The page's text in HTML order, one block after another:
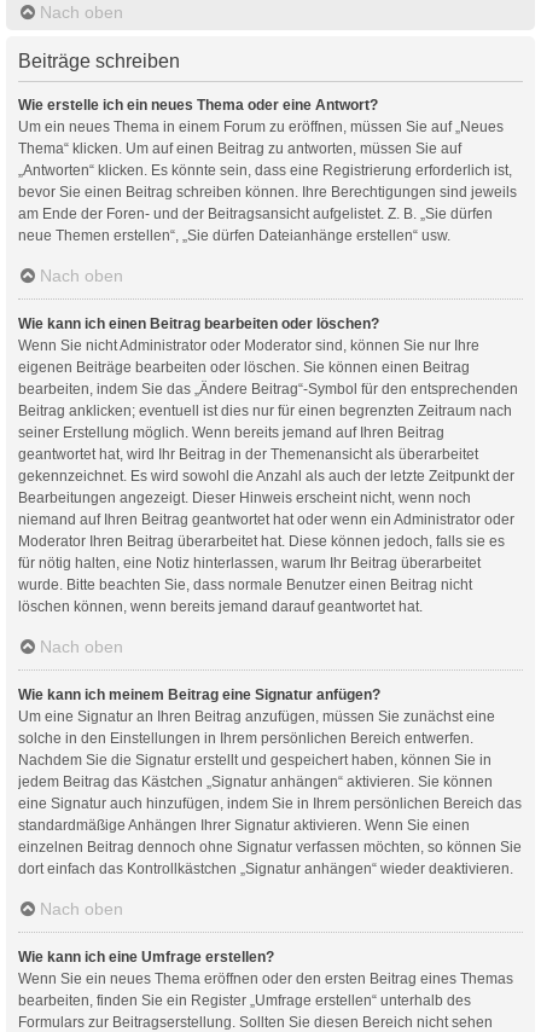
Nach oben
Beiträge schreiben
Wie erstelle ich ein neues Thema oder eine Antwort?
Um ein neues Thema in einem Forum zu eröffnen, müssen Sie auf „Neues
Thema“ klicken. Um auf einen Beitrag zu antworten, müssen Sie auf
„Antworten“ klicken. Es könnte sein, dass eine Registrierung erforderlich ist,
bevor Sie einen Beitrag schreiben können. Ihre Berechtigungen sind jeweils
am Ende der Foren- und der Beitragsansicht aufgelistet. Z. B. „Sie dürfen
neue Themen erstellen“, „Sie dürfen Dateianhänge erstellen“ usw.
Nach oben
Wie kann ich einen Beitrag bearbeiten oder löschen?
Wenn Sie nicht Administrator oder Moderator sind, können Sie nur Ihre
eigenen Beiträge bearbeiten oder löschen. Sie können einen Beitrag
bearbeiten, indem Sie das „Ändere Beitrag“-Symbol für den entsprechenden
Beitrag anklicken; eventuell ist dies nur für einen begrenzten Zeitraum nach
seiner Erstellung möglich. Wenn bereits jemand auf Ihren Beitrag
geantwortet hat, wird Ihr Beitrag in der Themenansicht als überarbeitet
gekennzeichnet. Es wird sowohl die Anzahl als auch der letzte Zeitpunkt der
Bearbeitungen angezeigt. Dieser Hinweis erscheint nicht, wenn noch
niemand auf Ihren Beitrag geantwortet hat oder wenn ein Administrator oder
Moderator Ihren Beitrag überarbeitet hat. Diese können jedoch, falls sie es
für nötig halten, eine Notiz hinterlassen, warum Ihr Beitrag überarbeitet
wurde. Bitte beachten Sie, dass normale Benutzer einen Beitrag nicht
löschen können, wenn bereits jemand darauf geantwortet hat.
Nach oben
Wie kann ich meinem Beitrag eine Signatur anfügen?
Um eine Signatur an Ihren Beitrag anzufügen, müssen Sie zunächst eine
solche in den Einstellungen in Ihrem persönlichen Bereich entwerfen.
Nachdem Sie die Signatur erstellt und gespeichert haben, können Sie in
jedem Beitrag das Kästchen „Signatur anhängen“ aktivieren. Sie können
eine Signatur auch hinzufügen, indem Sie in Ihrem persönlichen Bereich das
standardmäßige Anhängen Ihrer Signatur aktivieren. Wenn Sie einen
einzelnen Beitrag dennoch ohne Signatur verfassen möchten, so können Sie
dort einfach das Kontrollkästchen „Signatur anhängen“ wieder deaktivieren.
Nach oben
Wie kann ich eine Umfrage erstellen?
Wenn Sie ein neues Thema eröffnen oder den ersten Beitrag eines Themas
bearbeiten, finden Sie ein Register „Umfrage erstellen“ unterhalb des
Formulars zur Beitragserstellung. Sollten Sie diesen Bereich nicht sehen